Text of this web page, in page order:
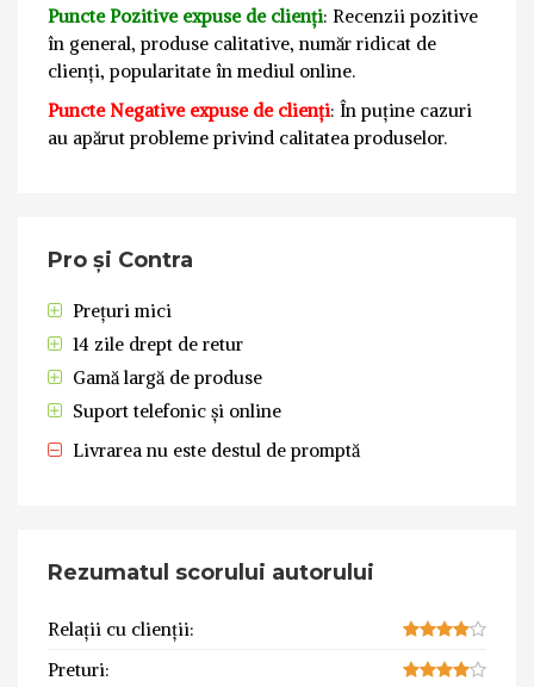
Puncte Pozitive expuse de clienți: Recenzii pozitive
în general, produse calitative, număr ridicat de
clienți, popularitate în mediul online.
Puncte Negative expuse de clienți: În puține cazuri
au apărut probleme privind calitatea produselor.
Pro și Contra
Prețuri mici
14 zile drept de retur
Gamă largă de produse
Suport telefonic și online
Livrarea nu este destul de promptă
Rezumatul scorului autorului
Relații cu clienții:
Preturi: